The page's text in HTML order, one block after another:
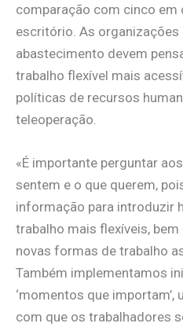
comparação com cinco em
escritório. As organizações
abastecimento devem
trabalho flexível mais
políticas de recursos
teleoperação.
«É importante perguntar
sentem e o que querem,
informação para introduzir
trabalho mais flexíveis,
novas formas de trabalho
Também implementamos
‘momentos que
com que os trabalhadores